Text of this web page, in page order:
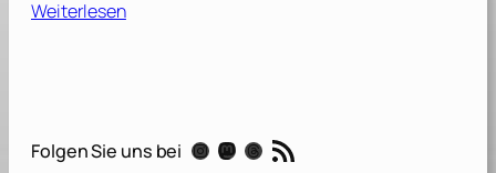
0
Weiterlesen:
G
Folgen Sie uns bei Instagram Mastodon Threads RSS-Feed